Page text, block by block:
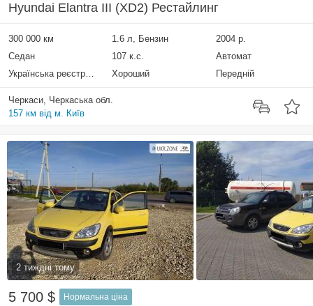
Hyundai Elantra III (XD2) Рестайлинг
300 000 км 1.6 л, Бензин
2004 р.
Седан
107 к.с.
Автомат
Українська реєстрація
Хороший Передній
Черкаси, Черкаська обл.
157 км від м. Київ
2 тиждні тому
5 700 $ Нормальна ціна